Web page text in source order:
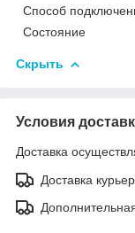
Способ
Состояние
Скрыть
Условия
Доставка
Доставка